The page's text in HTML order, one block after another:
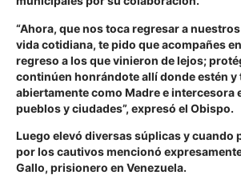
“Ahora, que nos toca regresar a
vida cotidiana, te pido que acompañes
regreso a los que vinieron de lejos;
continúen honrándote allí donde estén y
abiertamente como Madre e intercesora
pueblos y ciudades”, expresó el Obispo.
Luego elevó diversas súplicas y cuando
por los cautivos mencionó
Gallo, prisionero en Venezuela.